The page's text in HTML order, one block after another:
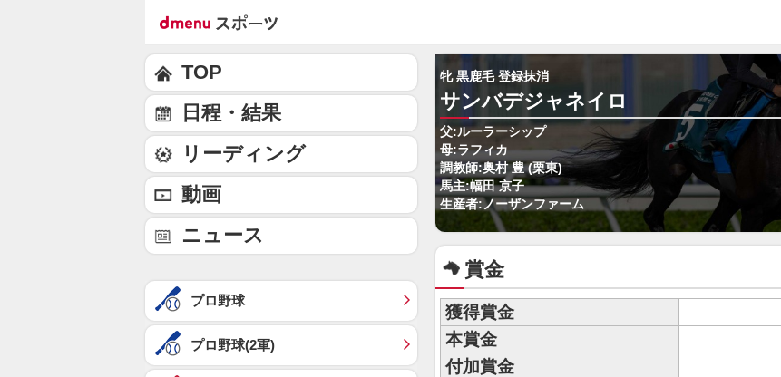
牝 黒鹿毛 登録抹消
サンバデジャネイロ
父:ルーラーシップ
母:ラフィカ
調教師:奥村 豊 (栗東)
馬主:幅田 京子
生産者:ノーザンファーム
賞金
獲得賞金
本賞金
付加賞金
TOP
日程・結果
リーディング
動画
ニュース
プロ野球
プロ野球(2軍)